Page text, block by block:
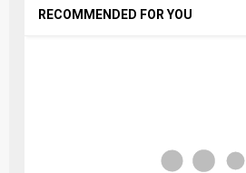
RECOMMENDED FOR YOU